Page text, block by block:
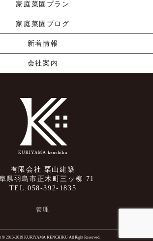
家庭菜園プラン
家庭菜園ブログ
新着情報
会社案内
有限会社 栗山建築
県羽島市正木町三ッ柳 71
TEL.058-392-1835
管理
© 2015-2019 KURIYAMA KENCHIKU All Right Reserved.